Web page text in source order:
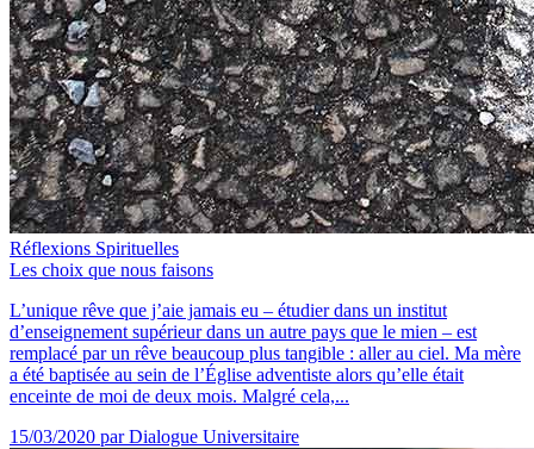
Réflexions Spirituelles
Les choix que nous faisons
L’unique rêve que j’aie jamais eu – étudier dans un institut
d’enseignement supérieur dans un autre pays que le mien – est
remplacé par un rêve beaucoup plus tangible : aller au ciel. Ma mère
a été baptisée au sein de l’Église adventiste alors qu’elle était
enceinte de moi de deux mois. Malgré cela,...
15/03/2020 par Dialogue Universitaire